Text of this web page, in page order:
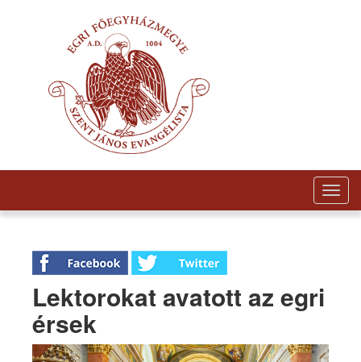
Lektorokat avatott az egri
érsek